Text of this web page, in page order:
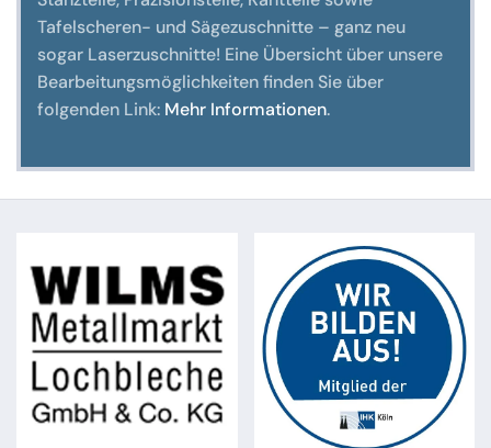
Tafelscheren- und Sägezuschnitte – ganz neu
sogar Laserzuschnitte! Eine Übersicht über unsere
Bearbeitungsmöglichkeiten finden Sie über
folgenden Link: Mehr Informationen.